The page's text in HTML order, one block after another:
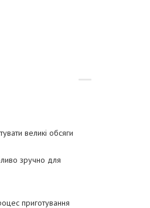
великі обсяги
зручно для
приготування